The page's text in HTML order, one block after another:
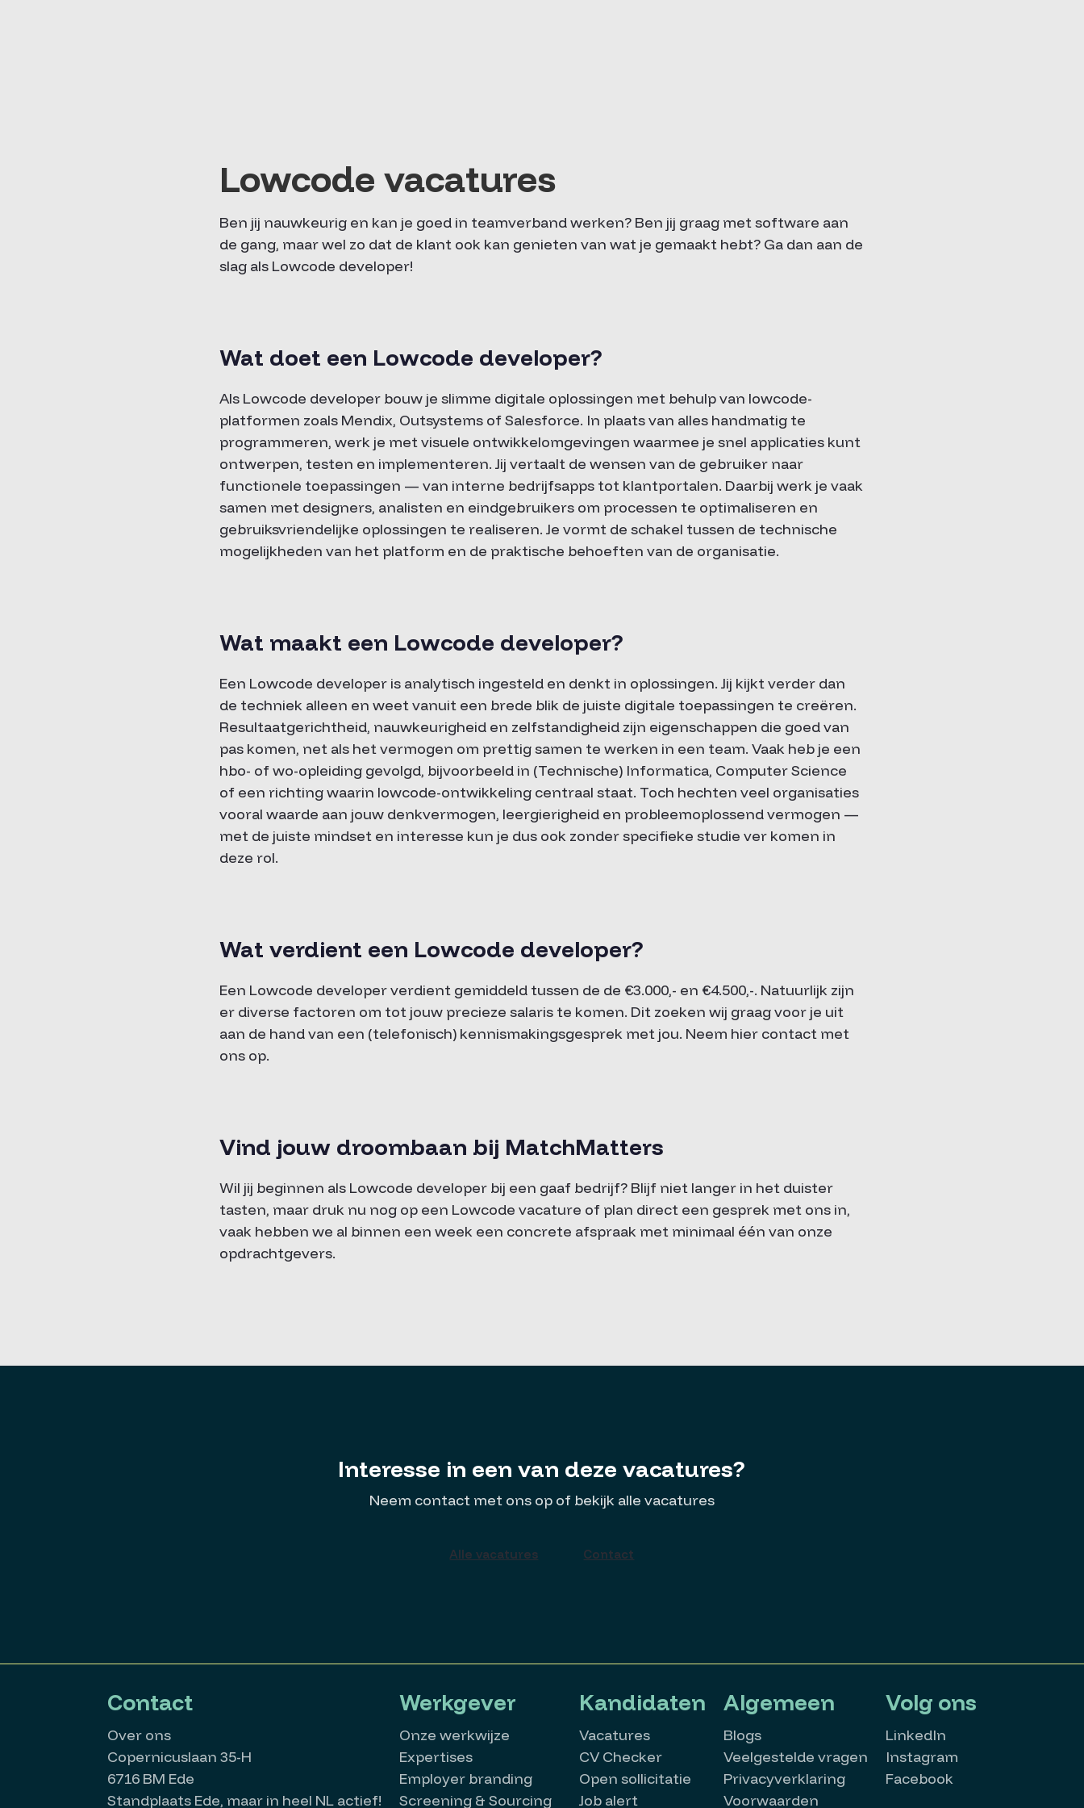
Lowcode vacatures
Ben jij nauwkeurig en kan je goed in teamverband werken? Ben jij graag met software aan
de gang, maar wel zo dat de klant ook kan genieten van wat je gemaakt hebt? Ga dan aan de
slag als Lowcode developer!
Wat doet een Lowcode developer?
Als Lowcode developer bouw je slimme digitale oplossingen met behulp van lowcode-
platformen zoals Mendix, Outsystems of Salesforce. In plaats van alles handmatig te
programmeren, werk je met visuele ontwikkelomgevingen waarmee je snel applicaties kunt
ontwerpen, testen en implementeren. Jij vertaalt de wensen van de gebruiker naar
functionele toepassingen — van interne bedrijfsapps tot klantportalen. Daarbij werk je vaak
samen met designers, analisten en eindgebruikers om processen te optimaliseren en
gebruiksvriendelijke oplossingen te realiseren. Je vormt de schakel tussen de technische
mogelijkheden van het platform en de praktische behoeften van de organisatie.
Wat maakt een Lowcode developer?
Een Lowcode developer is analytisch ingesteld en denkt in oplossingen. Jij kijkt verder dan
de techniek alleen en weet vanuit een brede blik de juiste digitale toepassingen te creëren.
Resultaatgerichtheid, nauwkeurigheid en zelfstandigheid zijn eigenschappen die goed van
pas komen, net als het vermogen om prettig samen te werken in een team. Vaak heb je een
hbo- of wo-opleiding gevolgd, bijvoorbeeld in (Technische) Informatica, Computer Science
of een richting waarin lowcode-ontwikkeling centraal staat. Toch hechten veel organisaties
vooral waarde aan jouw denkvermogen, leergierigheid en probleemoplossend vermogen —
met de juiste mindset en interesse kun je dus ook zonder specifieke studie ver komen in
deze rol.
Wat verdient een Lowcode developer?
Een Lowcode developer verdient gemiddeld tussen de de €3.000,- en €4.500,-. Natuurlijk zijn
er diverse factoren om tot jouw precieze salaris te komen. Dit zoeken wij graag voor je uit
aan de hand van een (telefonisch) kennismakingsgesprek met jou. Neem hier contact met
ons op.
Vind jouw droombaan bij MatchMatters
Wil jij beginnen als Lowcode developer bij een gaaf bedrijf? Blijf niet langer in het duister
tasten, maar druk nu nog op een Lowcode vacature of plan direct een gesprek met ons in,
vaak hebben we al binnen een week een concrete afspraak met minimaal één van onze
opdrachtgevers.
Interesse in een van deze vacatures?
Neem contact met ons op of bekijk alle vacatures
Alle vacatures Contact
Contact
Over ons
Copernicuslaan 35-H
6716 BM Ede
Standplaats Ede, maar in heel NL actief!
Werkgever
Onze werkwijze
Expertises
Employer branding
Screening & Sourcing
Kandidaten
Vacatures
CV Checker
Open sollicitatie
Job alert
Algemeen
Blogs
Veelgestelde vragen
Privacyverklaring
Voorwaarden
Volg ons
LinkedIn
Instagram
Facebook